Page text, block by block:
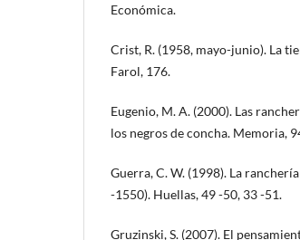
Económica.
Crist, R. (1958, mayo-junio). La
Farol, 176.
Eugenio, M. A. (2000). Las
los negros de concha. Memoria,
Guerra, C. W. (1998). La
-1550). Huellas, 49 -50, 33 -51.
Gruzinski, S. (2007). El